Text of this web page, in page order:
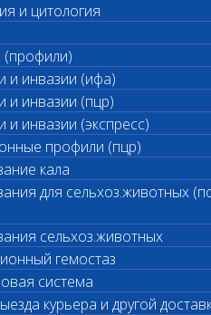
и цитология
и инвазии (ифа)
и инвазии (пцр)
и инвазии (экспресс)
профили (пцр)
кала
для сельхоз.животных
сельхоз.животных
гемостаз
система
курьера и другой
срочных
биохимических